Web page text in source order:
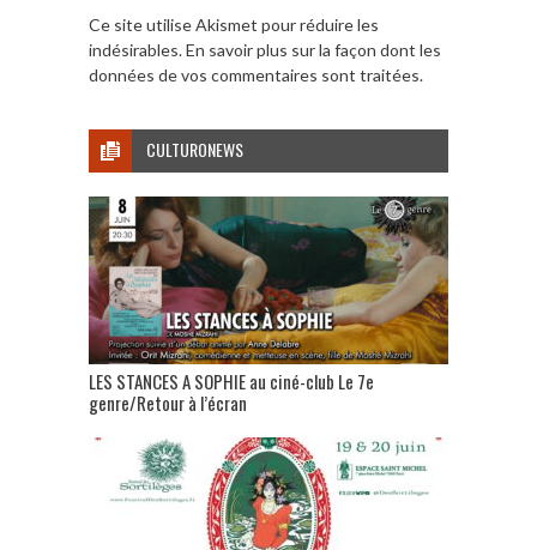
Ce site utilise Akismet pour réduire les
indésirables.En savoir plus sur la façon dont les
données de vos commentaires sont traitées.
CULTURONEWS
LES STANCES A SOPHIE au ciné-club Le 7e
genre/Retour à l’écran